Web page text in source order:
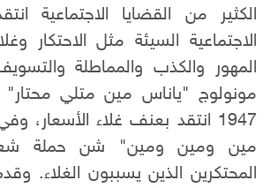
الكثير من القضايا الاجتماعية
الاجتماعية السيئة مثل الاحتكار
المهور والكذب والمماطلة
مونولوج "ياناس مين متلي محتار"
1947 انتقد بعنف غلاء الأسعار،
مين ومين ومين" شن حملة
المحتكرين الذين يسببون الغلاء.